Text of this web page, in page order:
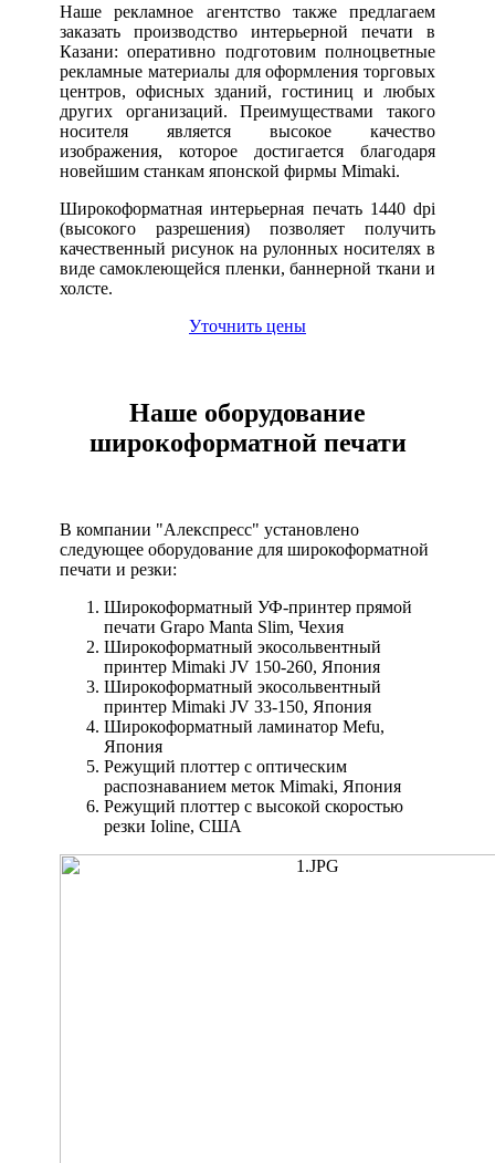
Наше рекламное агентство также предлагаем
заказать производство интерьерной печати в
Казани: оперативно подготовим полноцветные
рекламные материалы для оформления торговых
центров, офисных зданий, гостиниц и любых
других организаций. Преимуществами такого
носителя является высокое качество
изображения, которое достигается благодаря
новейшим станкам японской фирмы Mimaki.
Широкоформатная интерьерная печать 1440 dpi
(высокого разрешения) позволяет получить
качественный рисунок на рулонных носителях в
виде самоклеющейся пленки, баннерной ткани и
холсте.
Уточнить цены
Наше оборудование
широкоформатной печати
В компании "Алекспресс" установлено
следующее оборудование для широкоформатной
печати и резки:
Широкоформатный УФ-принтер прямой
печати Grapo Manta Slim, Чехия
Широкоформатный экосольвентный
принтер Mimaki JV 150-260, Япония
Широкоформатный экосольвентный
принтер Mimaki JV 33-150, Япония
Широкоформатный ламинатор Mefu,
Япония
Режущий плоттер с оптическим
распознаванием меток Mimaki, Япония
Режущий плоттер с высокой скоростью
резки Ioline, США